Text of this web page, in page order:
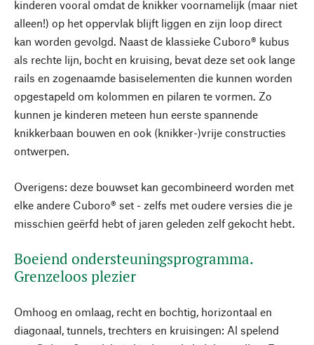
kinderen vooral omdat de knikker voornamelijk (maar niet
alleen!) op het oppervlak blijft liggen en zijn loop direct
kan worden gevolgd. Naast de klassieke Cuboro® kubus
als rechte lijn, bocht en kruising, bevat deze set ook lange
rails en zogenaamde basiselementen die kunnen worden
opgestapeld om kolommen en pilaren te vormen. Zo
kunnen je kinderen meteen hun eerste spannende
knikkerbaan bouwen en ook (knikker-)vrije constructies
ontwerpen.
Overigens: deze bouwset kan gecombineerd worden met
elke andere Cuboro® set - zelfs met oudere versies die je
misschien geërfd hebt of jaren geleden zelf gekocht hebt.
Boeiend ondersteuningsprogramma.
Grenzeloos plezier
Omhoog en omlaag, recht en bochtig, horizontaal en
diagonaal, tunnels, trechters en kruisingen: Al spelend